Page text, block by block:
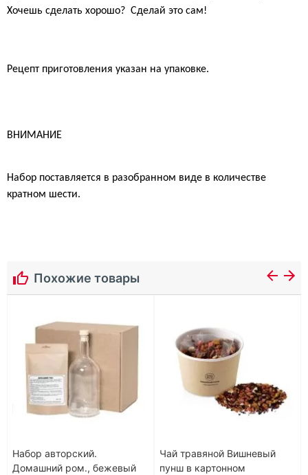
Хочешь сделать хорошо? Сделай это сам!
Рецепт приготовления указан на упаковке.
ВНИМАНИЕ
Набор поставляется в разобранном виде в количестве
кратном шести.
Похожие товары
Набор авторский.
Домашний ром., бежевый
Чай травяной Вишневый
пунш в картонном